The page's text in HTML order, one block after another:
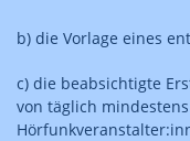
b) die Vorlage eines
c) die beabsichtigte
von täglich